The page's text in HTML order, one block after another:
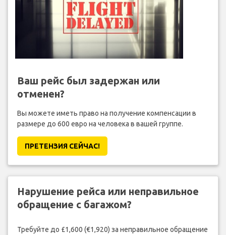
Ваш рейс был задержан или
отменен?
Вы можете иметь право на получение компенсации в
размере до 600 евро на человека в вашей группе.
ПРЕТЕНЗИЯ CЕЙЧАС!
Нарушение рейса или неправильное
обращение с багажом?
Требуйте до £1,600 (€1,920) за неправильное обращение